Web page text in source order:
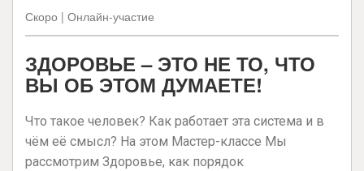
Скоро | Онлайн-участие
ЗДОРОВЬЕ – ЭТО НЕ ТО, ЧТО
ВЫ ОБ ЭТОМ ДУМАЕТЕ!
Что такое человек? Как работает эта система и в
чём её смысл? На этом Мастер-классе Мы
рассмотрим Здоровье, как порядок